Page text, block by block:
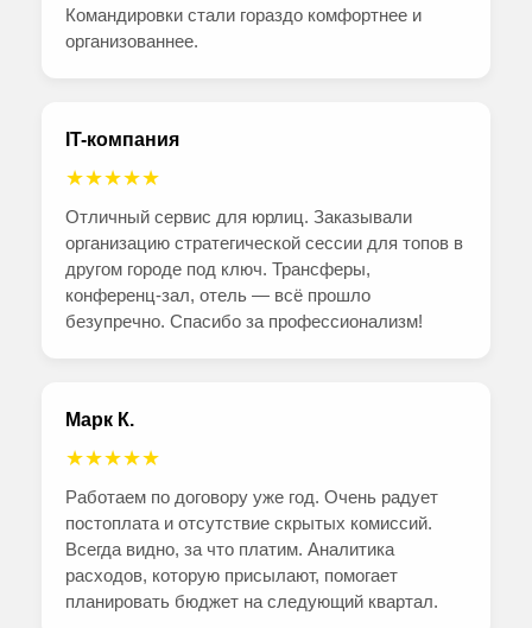
Командировки стали гораздо комфортнее и
организованнее.
IT-компания
★★★★★
Отличный сервис для юрлиц. Заказывали
организацию стратегической сессии для топов в
другом городе под ключ. Трансферы,
конференц-зал, отель — всё прошло
безупречно. Спасибо за профессионализм!
Марк К.
★★★★★
Работаем по договору уже год. Очень радует
постоплата и отсутствие скрытых комиссий.
Всегда видно, за что платим. Аналитика
расходов, которую присылают, помогает
планировать бюджет на следующий квартал.